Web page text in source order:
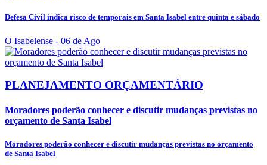
Defesa Civil indica risco de temporais em Santa Isabel entre quinta e sábado
O Isabelense - 06 de Ago
PLANEJAMENTO ORÇAMENTÁRIO
Moradores poderão conhecer e discutir mudanças previstas no
orçamento de Santa Isabel
Moradores poderão conhecer e discutir mudanças previstas no orçamento
de Santa Isabel